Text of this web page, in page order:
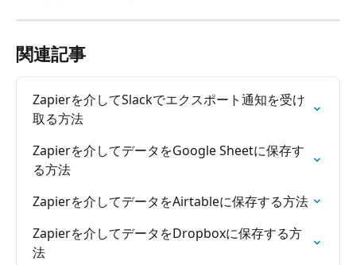
関連記事
Zapierを介してSlackでエクスポート通知を受け
取る方法
Zapierを介してデータをGoogle Sheetに保存す
る方法
Zapierを介してデータをAirtableに保存する方法
Zapierを介してデータをDropboxに保存する方
法